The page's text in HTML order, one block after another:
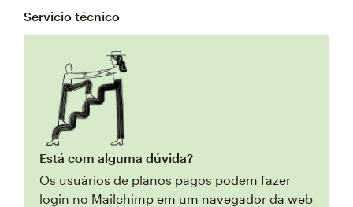
Servicio técnico
Está com alguma dúvida?
Os usuários de planos pagos podem fazer
login no Mailchimp em um navegador da web